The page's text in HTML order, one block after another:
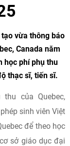
vừa thông báo
Canada năm
học phí phụ thu
thạc sĩ, tiến sĩ.
của Quebec,
sinh viên Việt
để theo học
sở giáo dục đại